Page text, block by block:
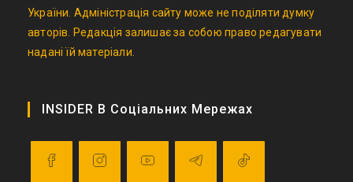
України. Адміністрація сайту може не поділяти думку
авторів. Редакція залишає за собою право редагувати
надані їй матеріали.
INSIDER В Соціальних Мережах